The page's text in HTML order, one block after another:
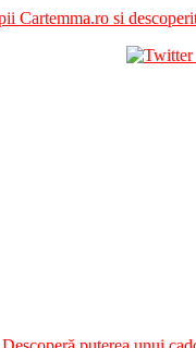
Cartemma.ro si